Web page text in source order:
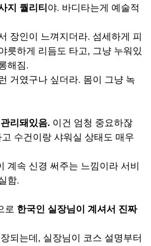
지 퀄리티 야. 바디타는게 예술적
장인이 느껴지더라. 섬세하게 피
릇하게 리듬도 타고, 그냥 누워있
해짐.
거였구나 싶더라. 몸이 그냥 녹
리돼있음. 이건 엄청 중요하잖
수건이랑 샤워실 상태도 매우
계속 신경 써주는 느낌이라 서비
함.
로 한국인 실장님이 계셔서 진짜
되는데, 실장님이 코스 설명부터